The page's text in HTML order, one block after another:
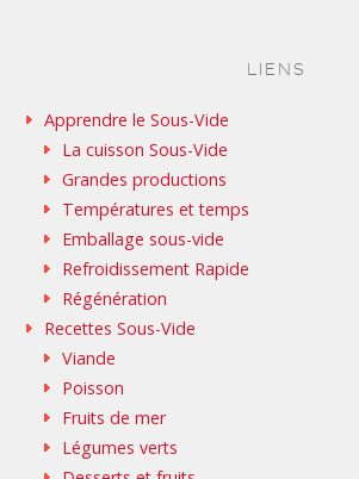
LIENS
Apprendre le Sous-Vide
La cuisson Sous-Vide
Grandes productions
Températures et temps
Emballage sous-vide
Refroidissement Rapide
Régénération
Recettes Sous-Vide
Viande
Poisson
Fruits de mer
Légumes verts